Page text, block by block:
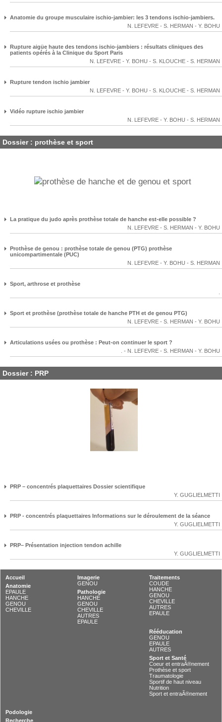
Anatomie du groupe musculaire ischio-jambier: les 3 tendons ischio-jambiers.
N. LEFEVRE - S. HERMAN - Y. BOHU
Rupture aigüe haute des tendons ischio-jambiers : résultats cliniques des
patients opérés à la Clinique du Sport Paris
N. LEFEVRE - Y. BOHU - S. KLOUCHE - S. HERMAN
Rupture tendon ischio jambier
N. LEFEVRE - Y. BOHU - S. KLOUCHE - S. HERMAN
Vidéo rupture ischio jambier
N. LEFEVRE - Y. BOHU - S. HERMAN
Dossier : prothèse et sport
La pratique du judo après prothèse totale de hanche est-elle possible ?
N. LEFEVRE - S. HERMAN - Y. BOHU
Prothèse de genou : prothèse totale de genou (PTG) prothèse
unicompartimentale (PUC)
N. LEFEVRE - Y. BOHU - S. HERMAN
Sport, arthrose et prothèse
Sport et prothèse (prothèse totale de hanche PTH et de genou PTG)
N. LEFEVRE - S. HERMAN - Y. BOHU
Articulations usées ou prothèse : Peut-on continuer le sport ?
- N. LEFEVRE - S. HERMAN - Y. BOHU
Dossier : PRP
PRP – concentrés plaquettaires Dossier scientifique
Y. GUGLIELMETTI
PRP - concentrés plaquettaires Informations sur le déroulement de la séance
Y. GUGLIELMETTI
PRP– Présentation injection tendon achille
Y. GUGLIELMETTI
Accueil
Anatomie
EPAULE
HANCHE
GENOU
CHEVILLE
Imagerie
GENOU
Pathologie
HANCHE
GENOU
CHEVILLE
AUTRES
EPAULE
Traitements
COUDE
HANCHE
GENOU
CHEVILLE
AUTRES
EPAULE
Rééducation
GENOU
EPAULE
AUTRES
Sport et Santé
Coeur et entraÃ®nement
Prothèse et sport
Traumatologie
Sportif de haut niveau
Nutrition
Sport et entraÃ®nement
Podologie
Recherche